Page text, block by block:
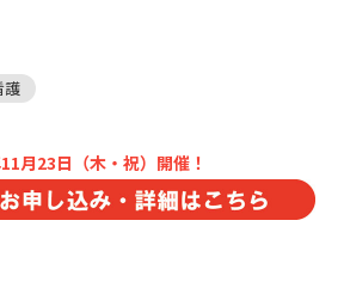
護
月23日（木・祝）開催！